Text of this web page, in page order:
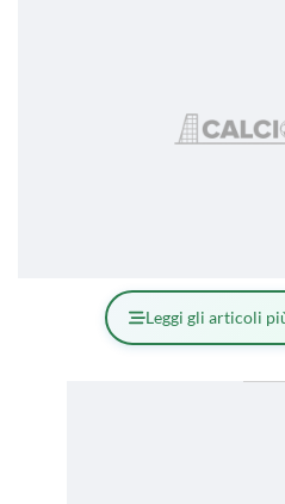
Leggi gli articoli